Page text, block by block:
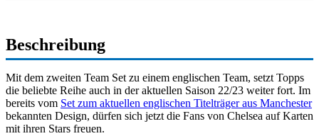
Beschreibung
Mit dem zweiten Team Set zu einem englischen Team, setzt Topps
die beliebte Reihe auch in der aktuellen Saison 22/23 weiter fort. Im
bereits vom Set zum aktuellen englischen Titelträger aus Manchester
bekannten Design, dürfen sich jetzt die Fans von Chelsea auf Karten
mit ihren Stars freuen.